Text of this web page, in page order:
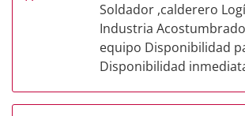
Soldador ,calderero
Industria
equipo Disponibilidad
Disponibilidad